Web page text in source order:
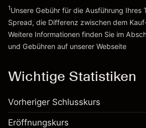
Zur Plattform
1Unsere Gebühr für die Ausführung Ihres
Spread, die Differenz zwischen dem
Weitere Informationen finden Sie im
und Gebühren auf unserer Webseite
Wichtige Statistiken
Vorheriger Schlusskurs
Eröffnungskurs